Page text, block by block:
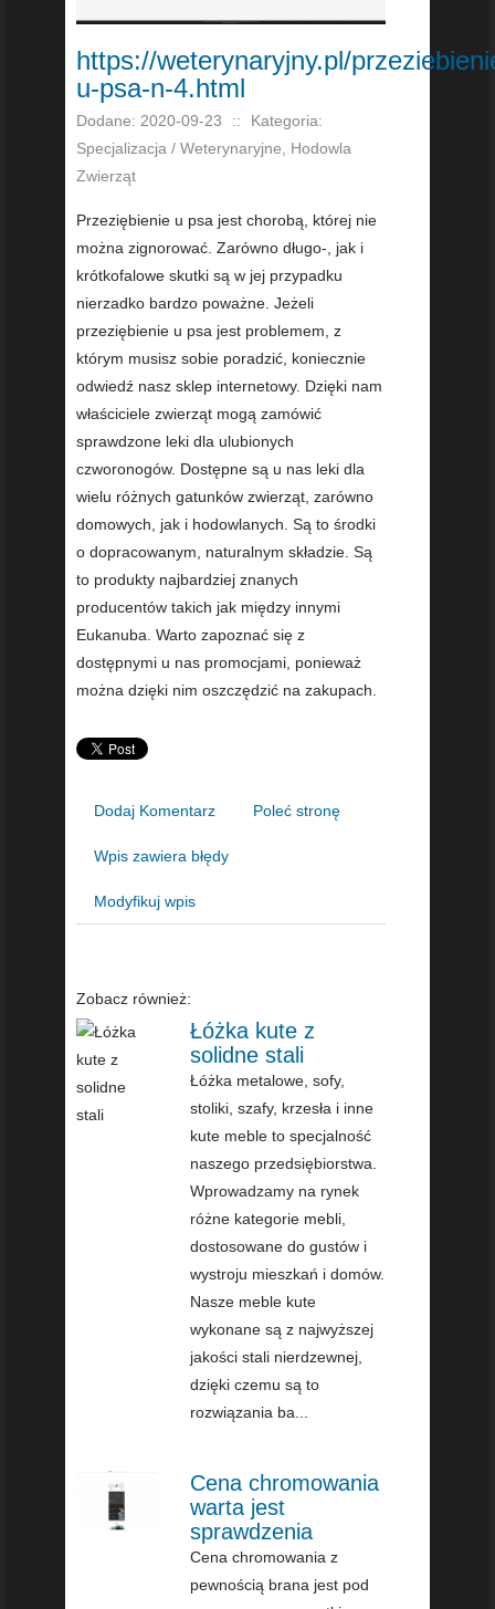
https://weterynaryjny.pl/
u-psa-n-4.html
Dodane: 2020-09-23 ::
Kategoria:
Specjalizacja / Weterynaryjne, Hodowla
Zwierząt
Przeziębienie u psa jest chorobą, której nie
można zignorować. Zarówno długo-, jak i
krótkofalowe skutki są w jej przypadku
nierzadko bardzo poważne. Jeżeli
przeziębienie u psa jest problemem, z
którym musisz sobie poradzić, koniecznie
odwiedź nasz sklep internetowy. Dzięki nam
właściciele zwierząt mogą zamówić
sprawdzone leki dla ulubionych
czworonogów. Dostępne są u nas leki dla
wielu różnych gatunków zwierząt, zarówno
domowych, jak i hodowlanych. Są to środki
o dopracowanym, naturalnym składzie. Są
to produkty najbardziej znanych
producentów takich jak między innymi
Eukanuba. Warto zapoznać się z
dostępnymi u nas promocjami, ponieważ
można dzięki nim oszczędzić na zakupach.
Dodaj Komentarz Poleć stronę
Wpis zawiera błędy
Modyfikuj wpis
Zobacz również:
Łóżka kute z
solidne stali
Łóżka metalowe, sofy,
stoliki, szafy, krzesła i inne
kute meble to specjalność
naszego przedsiębiorstwa.
Wprowadzamy na rynek
różne kategorie mebli,
dostosowane do gustów i
wystroju mieszkań i domów.
Nasze meble kute
wykonane są z najwyższej
jakości stali nierdzewnej,
dzięki czemu są to
rozwiązania ba...
Cena chromowania
warta jest
sprawdzenia
Cena chromowania z
pewnością brana jest pod